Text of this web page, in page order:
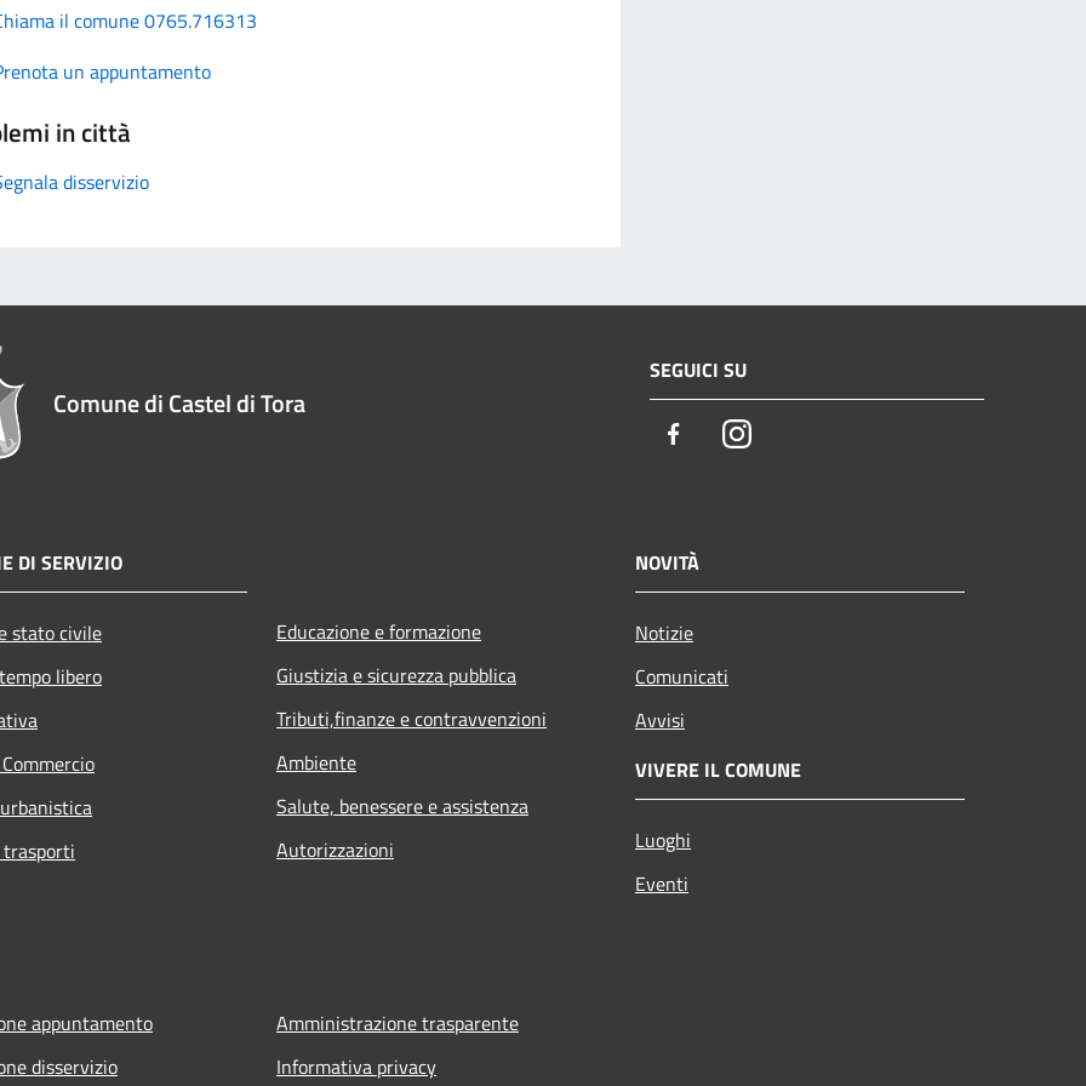
il comune 0765.716313
un appuntamento
in città
disservizio
Comune di Castel di Tora
SEGUICI SU
FacebookInstagram
DI SERVIZIO
stato civile
libero
Educazione e formazione
Giustizia e sicurezza pubblica
Tributi,finanze e contravvenzioni
Ambiente
Salute, benessere e assistenza
Autorizzazioni
NOVITÀ
Notizie
Comunicati
Avvisi
VIVERE IL COMUNE
Luoghi
Eventi
appuntamento
disservizio
Amministrazione trasparente
Informativa privacy